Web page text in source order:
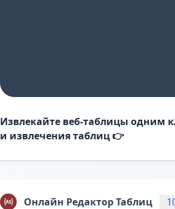
Извлекайте веб-таблицы одним
и извлечения таблиц 👉
Онлайн Редактор Таблиц